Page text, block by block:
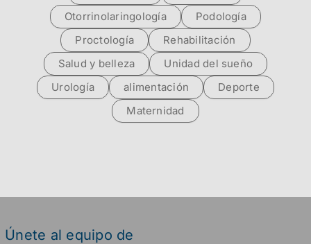
Otorrinolaringología
Podología
Proctología
Rehabilitación
Salud y belleza
Unidad del sueño
Urología
alimentación
Deporte
Maternidad
Únete al equipo de